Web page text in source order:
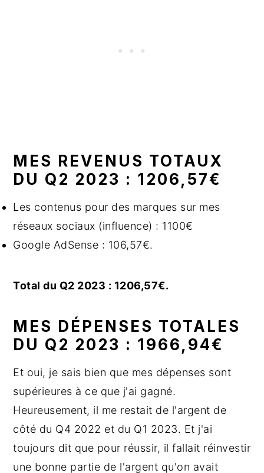
MES REVENUS TOTAUX
DU Q2 2023 : 1206,57€
Les contenus pour des marques sur mes
réseaux sociaux (influence) : 1100€
Google AdSense : 106,57€.
Total du Q2 2023 : 1206,57€.
MES DÉPENSES TOTALES
DU Q2 2023 : 1966,94€
Et oui, je sais bien que mes dépenses sont
supérieures à ce que j'ai gagné.
Heureusement, il me restait de l'argent de
côté du Q4 2022 et du Q1 2023. Et j'ai
toujours dit que pour réussir, il fallait réinvestir
une bonne partie de l'argent qu'on avait